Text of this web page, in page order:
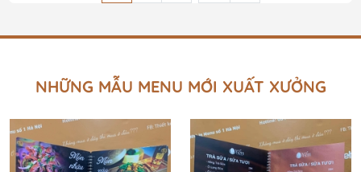
NHỮNG MẪU MENU MỚI XUẤT XƯỞNG